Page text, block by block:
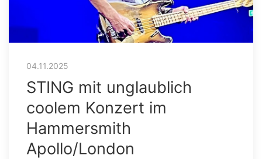
04.11.2025
STING mit unglaublich
coolem Konzert im
Hammersmith
Apollo/London